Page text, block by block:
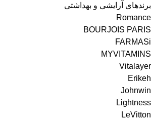
برندهای آرایشی و بهداشتی
Romance
BOURJOIS PARIS
FARMASi
MYVITAMINS
Vitalayer
Erikeh
Johnwin
Lightness
LeVitton